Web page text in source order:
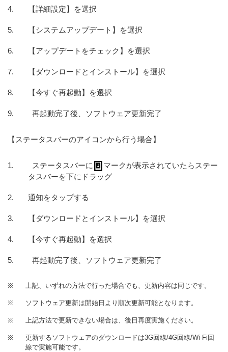
【詳細設定】を選択
【システムアップデート】を選択
【アップデートをチェック】を選択
【ダウンロードとインストール】を選択
【今すぐ再起動】を選択
再起動完了後、ソフトウェア更新完了
【ステータスバーのアイコンから行う場合】
ステータスバーに
マークが表示されていたらステー
タスバーを下にドラッグ
通知をタップする
【ダウンロードとインストール】を選択
【今すぐ再起動】を選択
再起動完了後、ソフトウェア更新完了
※ 上記、いずれの方法で行った場合でも、更新内容は同じです。
※ ソフトウェア更新は開始日より順次更新可能となります。
※ 上記方法で更新できない場合は、後日再度実施ください。
※
更新するソフトウェアのダウンロードは3G回線/4G回線/Wi-Fi回
線で実施可能です。